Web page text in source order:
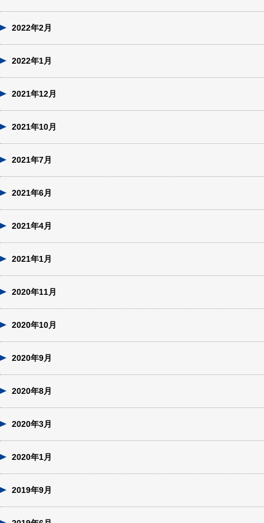
2022年2月
2022年1月
2021年12月
2021年10月
2021年7月
2021年6月
2021年4月
2021年1月
2020年11月
2020年10月
2020年9月
2020年8月
2020年3月
2020年1月
2019年9月